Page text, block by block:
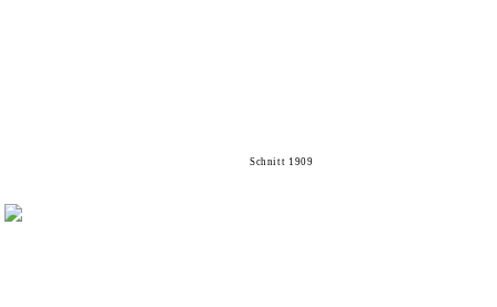
Schnitt 1909